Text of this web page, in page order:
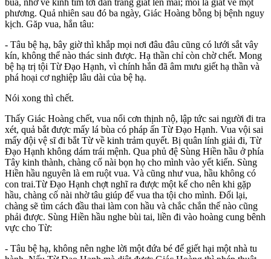
phương. Quả nhiên sau đó ba ngày, Giác Hoàng bỗng bị bệnh nguy
kịch. Găp vua, hắn tâu:
- Tâu bệ hạ, bây giờ thì khắp mọi nơi đâu đâu cũng có lưới sắt vây
kín, không thể nào thác sinh được. Hạ thần chỉ còn chờ chết. Mong
bệ hạ trị tội Từ Đạo Hạnh, vì chính hắn đã âm mưu giết hạ thần và
phá hoại cơ nghiệp lâu dài của bệ hạ.
Nói xong thì chết.
Thấy Giác Hoàng chết, vua nổi cơn thịnh nộ, lập tức sai người đi tra
xét, quả bắt được mấy lá bùa có pháp ấn Từ Đạo Hạnh. Vua vội sai
mấy đội vệ sĩ đi bắt Từ về kinh trảm quyết. Bị quân lính giải đi, Từ
Đạo Hạnh không dám trái mệnh. Qua phủ đệ Sùng Hiền hầu ở phía
Tây kinh thành, chàng cố nài bọn họ cho mình vào yết kiến. Sùng
Hiền hầu nguyên là em ruột vua. Và cũng như vua, hầu không có
con trai.Từ Đạo Hạnh chợt nghĩ ra được một kế cho nên khi gặp
hầu, chàng cố nài nhờ tâu giúp để vua tha tội cho mình. Đổi lại,
chàng sẽ tìm cách đầu thai làm con hầu và chắc chắn thế nào cũng
phải được. Sùng Hiền hầu nghe bùi tai, liền đi vào hoàng cung bênh
vực cho Từ:
- Tâu bệ hạ, không nên nghe lời một đứa bé để giết hại một nhà tu